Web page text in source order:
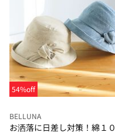
54%off
BELLUNA
お洒落に日差し対策！綿１０